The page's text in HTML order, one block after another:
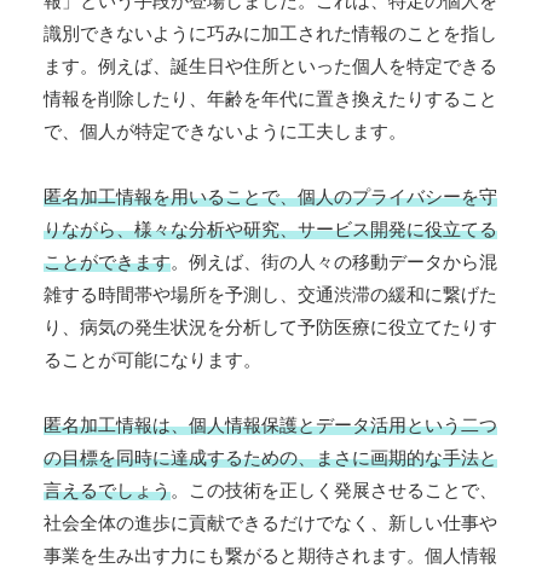
識別できないように巧みに加工された情報のことを指し
ます。例えば、誕生日や住所といった個人を特定できる
情報を削除したり、年齢を年代に置き換えたりすること
で、個人が特定できないように工夫します。
匿名加工情報を用いることで、個人のプライバシーを守
りながら、様々な分析や研究、サービス開発に役立てる
ことができます。例えば、街の人々の移動データから混
雑する時間帯や場所を予測し、交通渋滞の緩和に繋げた
り、病気の発生状況を分析して予防医療に役立てたりす
ることが可能になります。
匿名加工情報は、個人情報保護とデータ活用という二つ
の目標を同時に達成するための、まさに画期的な手法と
言えるでしょう。この技術を正しく発展させることで、
社会全体の進歩に貢献できるだけでなく、新しい仕事や
事業を生み出す力にも繋がると期待されます。個人情報